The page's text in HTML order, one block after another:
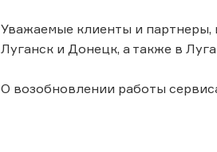
Уважаемые клиенты и
Луганск и Донецк, а также в
О возобновлении работы